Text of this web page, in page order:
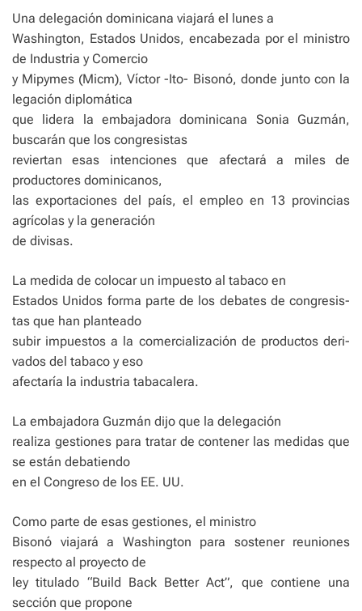
Una delegación domi­nicana viajará el lunes a
Washington, Estados Unidos, encabezada por el ministro
de Industria y Comercio
y Mipymes (Micm), Víctor -Ito- Bisonó, donde junto con la
legación diplomática
que lidera la embajadora dominicana Sonia Guzmán,
buscarán que los congresistas
reviertan esas intenciones que afectará a miles de
productores domi­nicanos,
las exportaciones del país, el empleo en 13 provincias
agrícolas y la generación
de divisas.
La medida de colocar un impuesto al tabaco en
Estados Unidos forma parte de los debates de congresis­
tas que han planteado
subir impuestos a la comerciali­zación de productos deri­
vados del tabaco y eso
afec­taría la industria tabacalera.
La embajadora Guzmán di­jo que la delegación
reali­za gestiones para tratar de contener las medidas que
se están debatiendo
en el Con­greso de los EE. UU.
Como parte de esas ges­tiones, el ministro
Bisonó viajará a Washington para sostener reuniones
respec­to al proyecto de
ley titula­do “Build Back Better Act”, que contiene una
sección que propone